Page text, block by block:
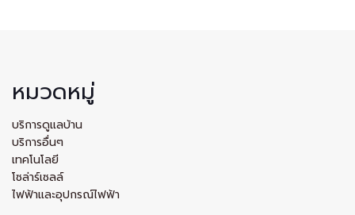
หมวดหมู่
บริการดูแลบ้าน
บริการอื่นๆ
เทคโนโลยี
โซล่าร์เซลล์
ไฟฟ้าและอุปกรณ์ไฟฟ้า